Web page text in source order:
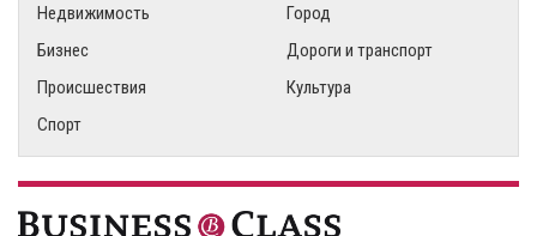
Недвижимость
Город
Бизнес
Дороги и транспорт
Происшествия
Культура
Спорт